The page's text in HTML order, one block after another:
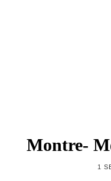
Montre-
1